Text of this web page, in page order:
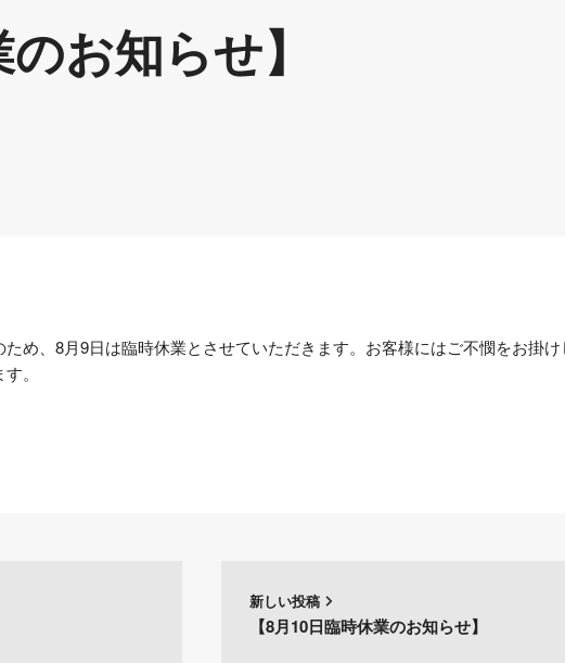
のお知らせ】
め、8月9日は臨時休業とさせていただきます。お客様にはご不憫をお掛
。
新しい投稿
【8月10日臨時休業のお知らせ】